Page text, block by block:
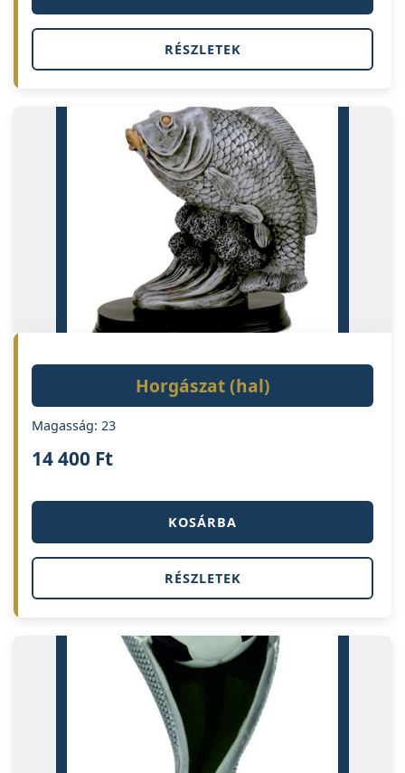
RÉSZLETEK
Horgászat (hal)
Magasság: 23
14 400 Ft
KOSÁRBA
RÉSZLETEK